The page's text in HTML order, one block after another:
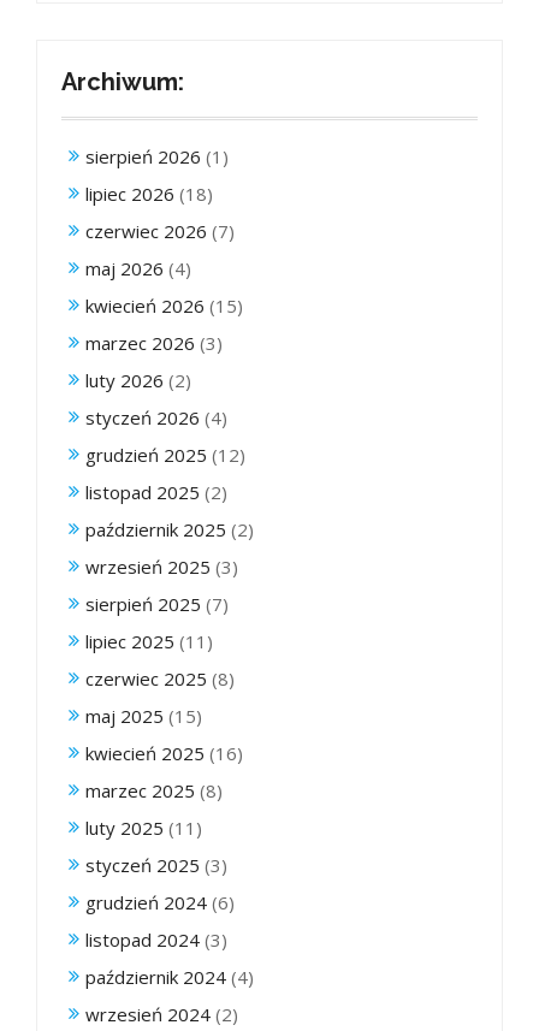
Archiwum:
sierpień 2026 (1)
lipiec 2026 (18)
czerwiec 2026 (7)
maj 2026 (4)
kwiecień 2026 (15)
marzec 2026 (3)
luty 2026 (2)
styczeń 2026 (4)
grudzień 2025 (12)
listopad 2025 (2)
październik 2025 (2)
wrzesień 2025 (3)
sierpień 2025 (7)
lipiec 2025 (11)
czerwiec 2025 (8)
maj 2025 (15)
kwiecień 2025 (16)
marzec 2025 (8)
luty 2025 (11)
styczeń 2025 (3)
grudzień 2024 (6)
listopad 2024 (3)
październik 2024 (4)
wrzesień 2024 (2)